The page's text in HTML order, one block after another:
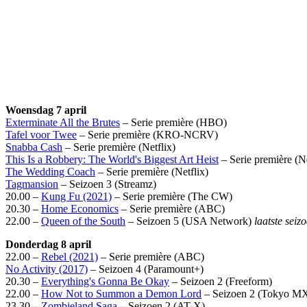
Woensdag 7 april
Exterminate All the Brutes – Serie première (HBO)
Tafel voor Twee – Serie première (KRO-NCRV)
Snabba Cash – Serie première (Netflix)
This Is a Robbery: The World's Biggest Art Heist – Serie première
The Wedding Coach – Serie première (Netflix)
Tagmansion – Seizoen 3 (Streamz)
20.00 – Kung Fu (2021) – Serie première (The CW)
20.30 – Home Economics – Serie première (ABC)
22.00 – Queen of the South – Seizoen 5 (USA Network) laatste
Donderdag 8 april
22.00 – Rebel (2021) – Serie première (ABC)
No Activity (2017) – Seizoen 4 (Paramount+)
20.30 – Everything's Gonna Be Okay – Seizoen 2 (Freeform)
22.00 – How Not to Summon a Demon Lord – Seizoen 2 (Tokyo